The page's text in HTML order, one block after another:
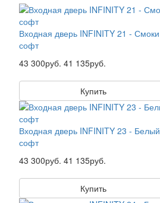
Входная дверь INFINITY 21 - Смоки
софт
43 300руб. 41 135руб.
Купить
Входная дверь INFINITY 23 - Белый
софт
43 300руб. 41 135руб.
Купить